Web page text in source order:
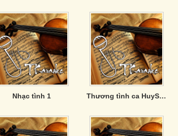
Nhạc tình 1 Thương tình ca HuySony